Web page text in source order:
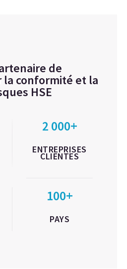
de
la conformité et la
HSE
2 000+
ENTREPRISES
CLIENTES
100+
PAYS